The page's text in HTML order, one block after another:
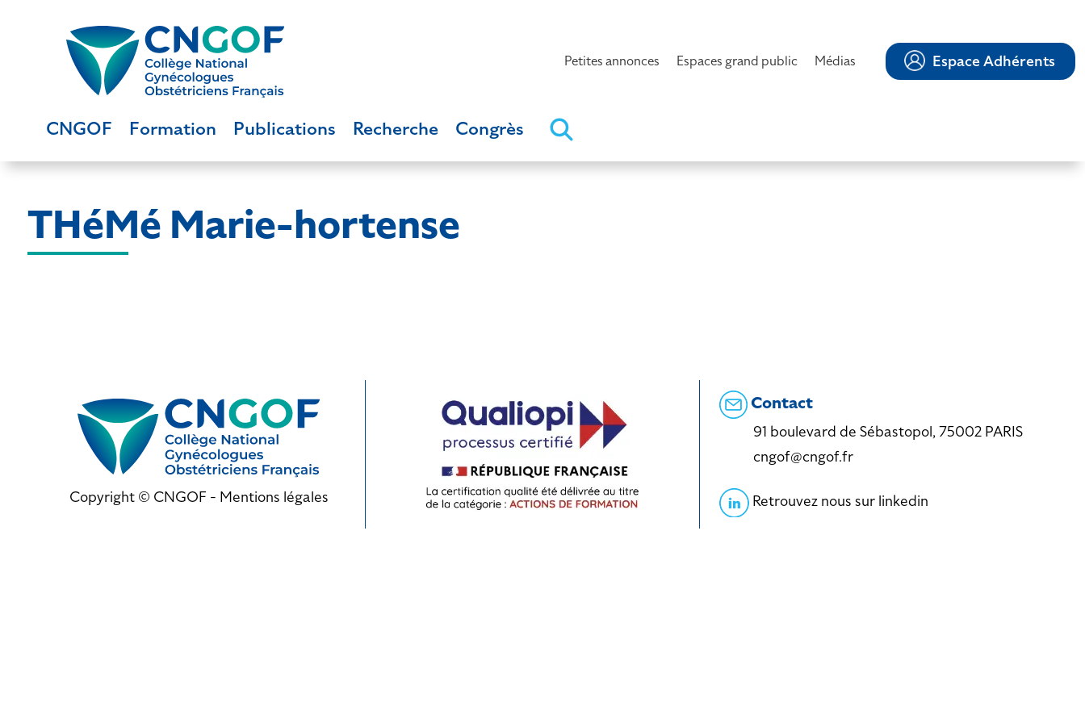
Petites annonces Espaces grand public Médias Espace Adhérents
CNGOF Formation Publications Recherche Congrès
THéMé Marie-hortense
Copyright © CNGOF - Mentions légales
Contact
91 boulevard de Sébastopol, 75002 PARIS
cngof@cngof.fr
Retrouvez nous sur linkedin